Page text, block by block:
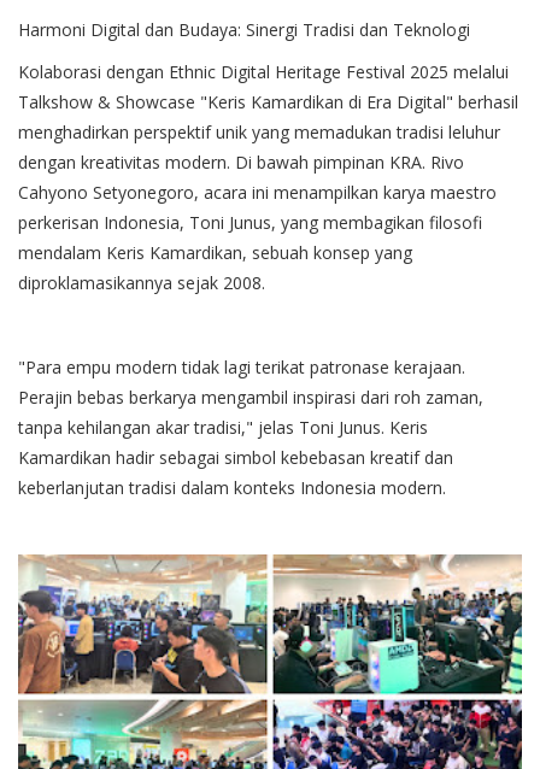
Harmoni Digital dan Budaya: Sinergi Tradisi dan Teknologi
Kolaborasi dengan Ethnic Digital Heritage Festival 2025 melalui
Talkshow & Showcase "Keris Kamardikan di Era Digital" berhasil
menghadirkan perspektif unik yang memadukan tradisi leluhur
dengan kreativitas modern. Di bawah pimpinan KRA. Rivo
Cahyono Setyonegoro, acara ini menampilkan karya maestro
perkerisan Indonesia, Toni Junus, yang membagikan filosofi
mendalam Keris Kamardikan, sebuah konsep yang
diproklamasikannya sejak 2008.
"Para empu modern tidak lagi terikat patronase kerajaan.
Perajin bebas berkarya mengambil inspirasi dari roh zaman,
tanpa kehilangan akar tradisi," jelas Toni Junus. Keris
Kamardikan hadir sebagai simbol kebebasan kreatif dan
keberlanjutan tradisi dalam konteks Indonesia modern.